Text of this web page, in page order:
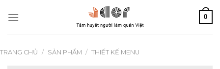
đến
0
TRANG CHỦ / SẢN PHẨM / THIẾT KẾ MENU